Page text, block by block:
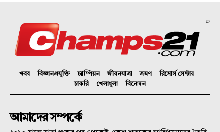
©
খবর বিজ্ঞানপ্রযুক্তি চ্যাম্পিয়ন জীবনযাত্রা ভ্রমণ
রিসোর্স সেন্টার
চাকরি
খেলাধুলা বিনোদন
আমাদের সম্পর্কে